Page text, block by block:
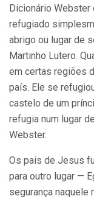
Dicionário
refugiado
abrigo ou lugar de
Martinho Lutero.
em certas regiões
país. Ele se
castelo de um
refugia num lugar
Webster.
Os pais de Jesus
para outro lugar —
segurança naquele